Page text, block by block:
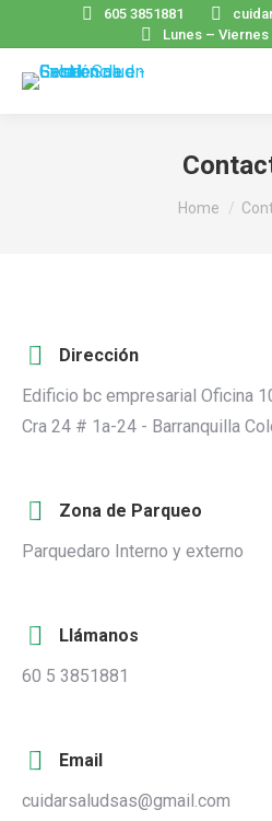
605 3851881
Lunes – Viernes
You are here:
Home
Dirección
Edificio bc empresarial Oficina
Cra 24 # 1a-24 - Barranquilla
Zona de Parqueo
Parquedaro Interno y externo
Llámanos
60 5 3851881
Email
cuidarsaludsas@gmail.com